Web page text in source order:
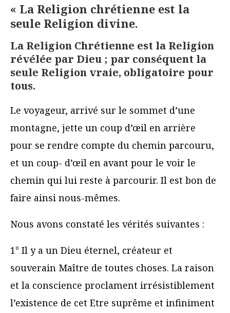
« La Religion chrétienne est la
seule Religion divine.
La Religion Chrétienne est la Religion
révélée par Dieu ; par conséquent la
seule Religion vraie, obligatoire pour
tous.
Le voyageur, arrivé sur le sommet d’une
montagne, jette un coup d’œil en arrière
pour se rendre compte du chemin parcouru,
et un coup- d’œil en avant pour le voir le
chemin qui lui reste à parcourir. Il est bon de
faire ainsi nous-mêmes.
Nous avons constaté les vérités suivantes :
1° Il y a un Dieu éternel, créateur et
souverain Maître de toutes choses. La raison
et la conscience proclament irrésistiblement
l’existence de cet Etre suprême et infiniment